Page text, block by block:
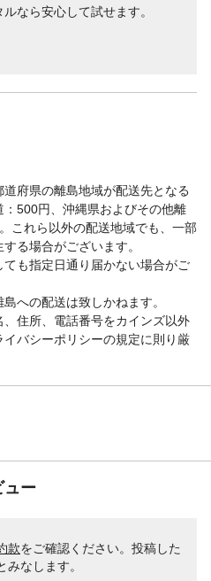
なら安心して試せます。
府県の離島地域が配送先となる
500円、沖縄県およびその他離
これら以外の配送地域でも、一部
る場合がございます。
も指定日通り届かない場合がご
への配送は致しかねます。
住所、電話番号をカインズ以外
バシーポリシーの規定に則り厳
ュー
款をご確認ください。投稿した
なします。